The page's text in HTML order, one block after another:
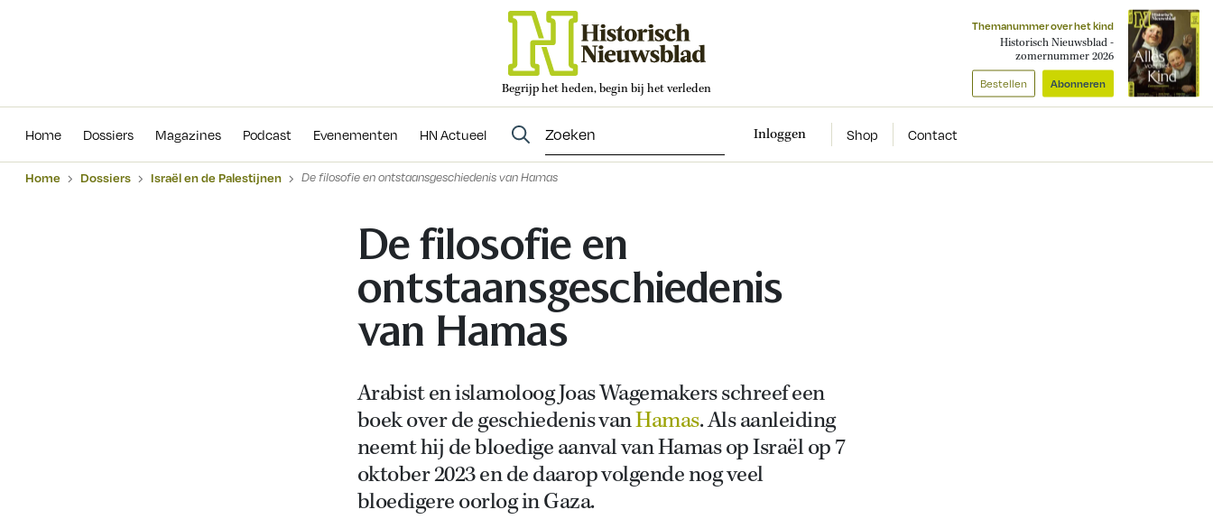
Begrijp het heden, begin bij het verleden
Themanummer over het kind
Historisch Nieuwsblad -
zomernummer 2026
Bestellen Abonneren
Home Dossiers Magazines Podcast Evenementen HN Actueel Inloggen Shop Contact
Evenementen
Home Dossiers Israël en de Palestijnen De filosofie en ontstaansgeschiedenis van Hamas
De filosofie en
ontstaansgeschiedenis
van Hamas
Arabist en islamoloog Joas Wagemakers schreef een
boek over de geschiedenis vanHamas. Als aanleiding
neemt hij de bloedige aanval van Hamas op Israël op 7
oktober 2023 en de daarop volgende nog veel
bloedigere oorlog in Gaza.